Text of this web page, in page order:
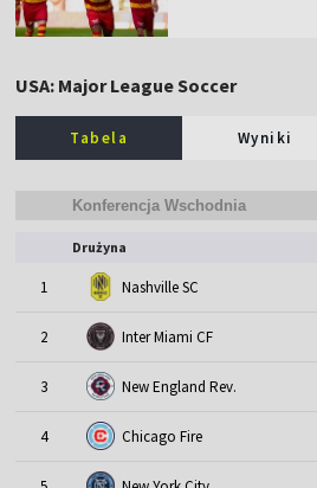
USA: Major League Soccer
Tabela Wyniki
Drużyna
1 Nashville SC
2 Inter Miami CF
3 New England Rev.
4 Chicago Fire